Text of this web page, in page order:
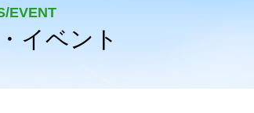
EVENT
イベント